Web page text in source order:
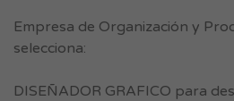
Empresa de Organización y
selecciona:
DISEÑADOR GRAFICO para